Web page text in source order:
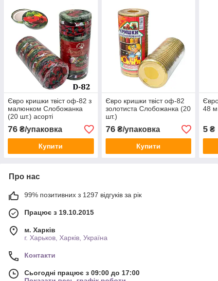
Євро кришки твіст оф-82 з
малюнком Слобожанка
(20 шт.) асорті
76 ₴/упаковка
Купити
Євро кришки твіст оф-82
золотиста Слобожанка (20
шт.)
76₴/упаковка
Купити
48
5 ₴
Про нас
99% позитивних з 1297 відгуків за рік
Працює з 19.10.2015
м. Харків
г. Харьков, Харків, Україна
Контакти
Сьогодні працює з 09:00 до 17:00